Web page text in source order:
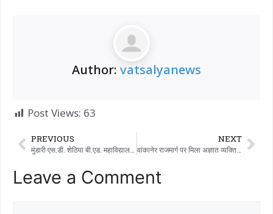
Author: vatsalyanews
Post Views: 63
PREVIOUS
मुंडारी एस.डी. शेठिया बी.एड. महाविद्यालय में राष्ट्रीय विज्ञान दिवस का भव्य आयोजन: 23 समूहों द्वारा विज्ञान प्रदर्शनी का आयोजन
NEXT
वांकानेर राजमार्ग पर मिला अज्ञात व्यक्ति का शव; अभिभावकों का पता लगाने के लिए वांकानेर तालुका पुलिस स्टेशन द्वारा एक खोज शुरू की गई थी
Leave a Comment